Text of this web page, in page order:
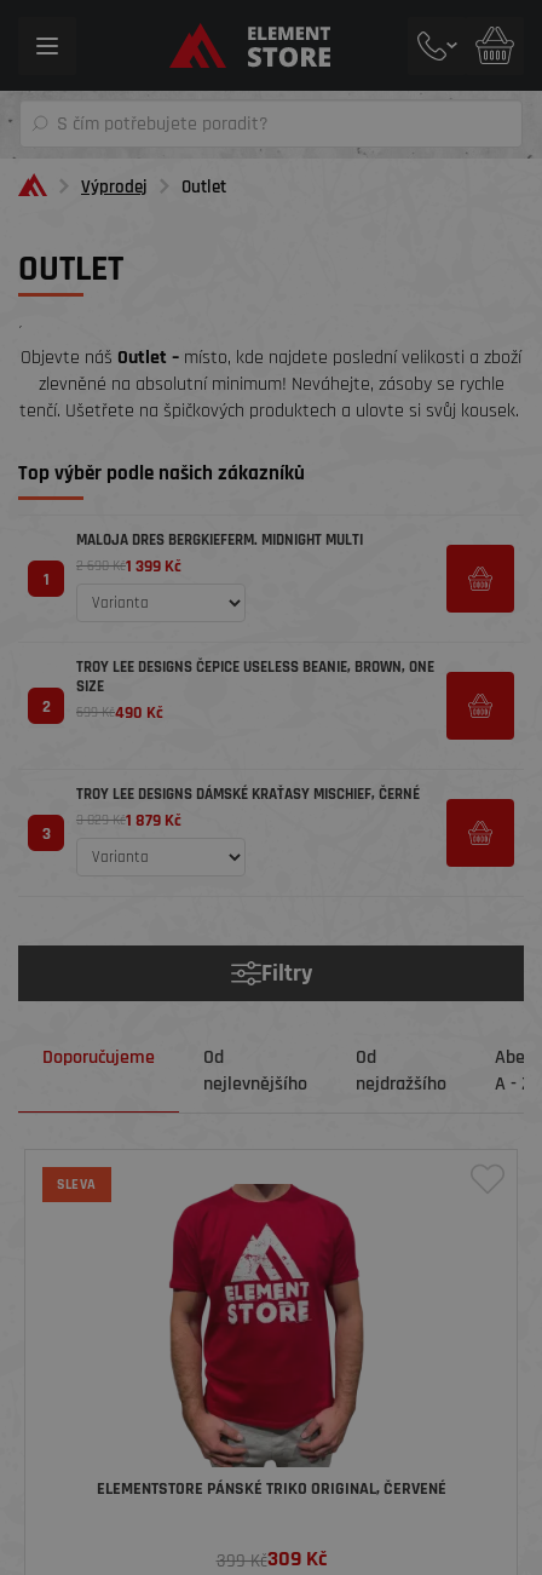
Toggle
Výprodej Outlet
OUTLET
´
Objevte náš Outlet – místo, kde najdete poslední velikosti a zboží
zlevněné na absolutní minimum! Neváhejte, zásoby se rychle
tenčí. Ušetřete na špičkových produktech a ulovte si svůj kousek.
Top výběr podle našich zákazníků
1
MALOJA DRES BERGKIEFERM. MIDNIGHT MULTI
2 690 Kč1 399 Kč
2
TROY LEE DESIGNS ČEPICE USELESS BEANIE, BROWN, ONE
SIZE
699 Kč490 Kč
3
TROY LEE DESIGNS DÁMSKÉ KRAŤASY MISCHIEF, ČERNÉ
3 829 Kč1 879 Kč
Filtry
Doporučujeme
Od
nejlevnějšího
Od
nejdražšího
A - Z
SLEVA
ELEMENTSTORE PÁNSKÉ TRIKO ORIGINAL, ČERVENÉ
399 Kč309Kč